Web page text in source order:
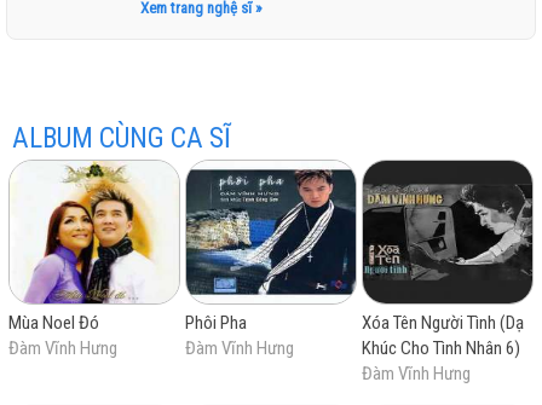
Thôi về đi
đường trần đâu có gì
tóc xanh mấy mùa
có nhiều khi
từ vườn khuya bước về
bàn chân ai rất nhẹ
tựa hồn những năm xưa.
kết thúc. Có người nói anh hát dễ nghe, dễ nhớ; nhưng
Cá nhân tôi thấy anh có một chất giọng tự sự, phải có
tâm trạng thì nghe nhạc anh mới ngấm được. Một tách
cà phê, một góc quán ngồi nhâm nhi nhạc Đàm thì còn
gì hơn. Tiengca.com sẽ cố gắng đăng tải những album
nhạc chất lượng cao của anh Đàm lên trong thời gian
sắp tới.
Xem trang nghệ sĩ »
ALBUM CÙNG CA SĨ
Mùa Noel Đó
Đàm Vĩnh Hưng
Phôi Pha
Đàm Vĩnh Hưng
Xóa Tên Người Tình (Dạ
Khúc Cho Tình Nhân 6)
Đàm Vĩnh Hưng